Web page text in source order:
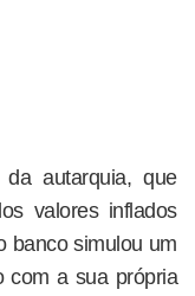
autarquia, que
valores inflados
banco simulou um
com a sua própria